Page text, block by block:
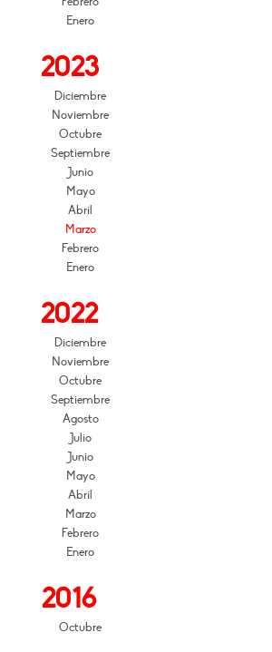
Enero
2023
Diciembre
Noviembre
Octubre
Septiembre
Junio
Mayo
Abril
Marzo
Febrero
Enero
2022
Diciembre
Noviembre
Octubre
Septiembre
Agosto
Julio
Junio
Mayo
Abril
Marzo
Febrero
Enero
2016
Octubre